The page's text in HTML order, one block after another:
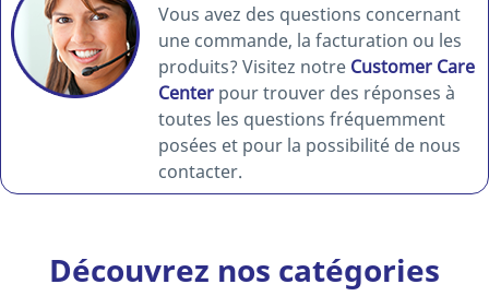
Vous avez des questions concernant
une commande, la facturation ou les
produits? Visitez notre Customer Care
Center pour trouver des réponses à
toutes les questions fréquemment
posées et pour la possibilité de nous
contacter.
Découvrez nos catégories